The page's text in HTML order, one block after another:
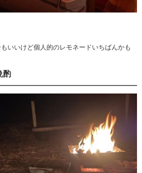
いいけど個人的のレモネードいちばんかも
酌